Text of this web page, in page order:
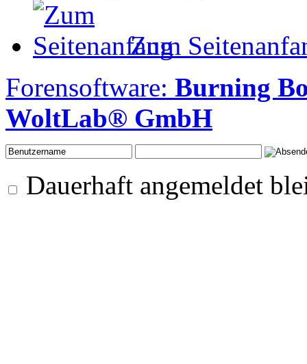
Zum
Forensoftware: Burning
WoltLab® GmbH
Dauerhaft angemeldet